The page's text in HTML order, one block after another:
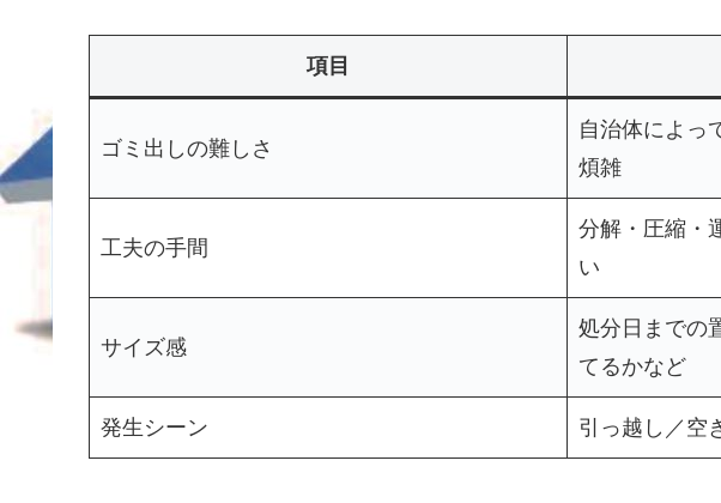
項目
ゴミ出しの難しさ
自治体によっ
煩雑
工夫の手間
分解・圧縮・
い
サイズ感
処分日までの
てるかなど
発生シーン 引っ越し／空